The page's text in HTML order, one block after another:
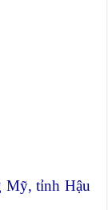
Mỹ, tỉnh Hậu